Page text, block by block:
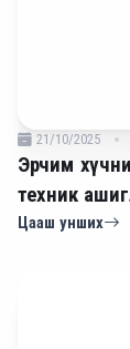
21/10/2025
Эрчим
техник
2025
Цааш унших